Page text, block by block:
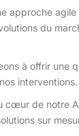
approche
du
à offrir une
interventions.
cœur de notre
sur